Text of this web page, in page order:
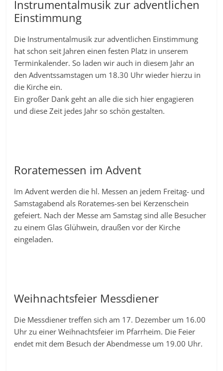
Instrumentalmusik zur adventlichen
Einstimmung
Die Instrumentalmusik zur adventlichen Einstimmung
hat schon seit Jahren einen festen Platz in unserem
Terminkalender. So laden wir auch in diesem Jahr an
den Adventssamstagen um 18.30 Uhr wieder hierzu in
die Kirche ein.
Ein großer Dank geht an alle die sich hier engagieren
und diese Zeit jedes Jahr so schön gestalten.
Roratemessen im Advent
Im Advent werden die hl. Messen an jedem Freitag- und
Samstagabend als Roratemes-sen bei Kerzenschein
gefeiert. Nach der Messe am Samstag sind alle Besucher
zu einem Glas Glühwein, draußen vor der Kirche
eingeladen.
Weihnachtsfeier Messdiener
Die Messdiener treffen sich am 17. Dezember um 16.00
Uhr zu einer Weihnachtsfeier im Pfarrheim. Die Feier
endet mit dem Besuch der Abendmesse um 19.00 Uhr.